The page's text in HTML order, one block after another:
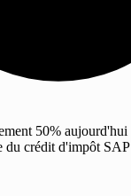
50% aujourd'hui
du crédit d'impôt SAP